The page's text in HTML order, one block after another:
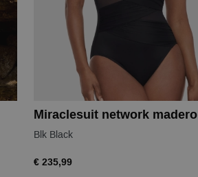
Miraclesuit network madero
Blk Black
€ 235,99